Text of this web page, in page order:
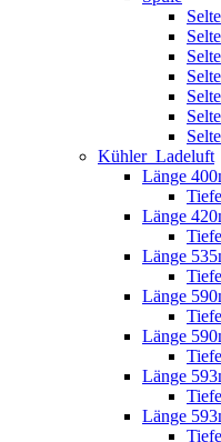
Kühler_Ladeluft
Länge
Länge
Länge
Länge
Länge
Länge
Länge